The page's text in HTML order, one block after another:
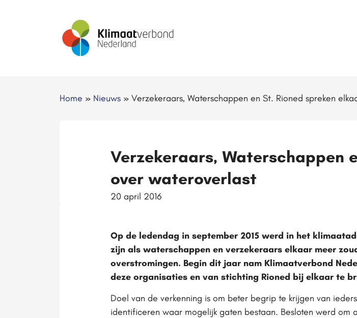
Home » Nieuws » Verzekeraars, Waterschappen en St. Rioned spreken
Verzekeraars, Waterschappen
over wateroverlast
20 april 2016
Op de ledendag in september 2015 werd in het
zijn als waterschappen en verzekeraars elkaar meer
overstromingen. Begin dit jaar nam Klimaatverbond
deze organisaties en van stichting Rioned bij elkaar te
Doel van de verkenning is om beter begrip te krijgen van
identificeren waar mogelijk gaten bestaan. Besloten werd om